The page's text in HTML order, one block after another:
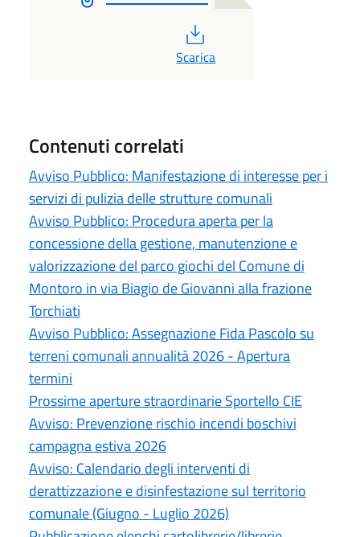
Scarica
Contenuti correlati
Avviso Pubblico: Manifestazione di interesse per i
servizi di pulizia delle strutture comunali
Avviso Pubblico: Procedura aperta per la
concessione della gestione, manutenzione e
valorizzazione del parco giochi del Comune di
Montoro in via Biagio de Giovanni alla frazione
Torchiati
Avviso Pubblico: Assegnazione Fida Pascolo su
terreni comunali annualità 2026 - Apertura
termini
Prossime aperture straordinarie Sportello CIE
Avviso: Prevenzione rischio incendi boschivi
campagna estiva 2026
Avviso: Calendario degli interventi di
derattizzazione e disinfestazione sul territorio
comunale (Giugno - Luglio 2026)